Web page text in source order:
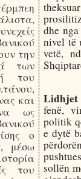
την
των
του
και
ως
ο
μέσω
του
dhe
nivel të
vetë,
fenë,
politik
e dytë
sollën